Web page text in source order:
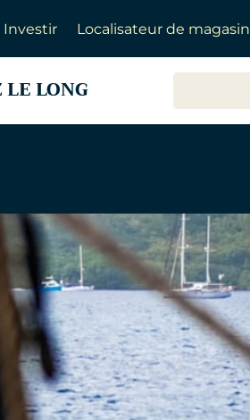
Investir Localisateur de magasin
LONG